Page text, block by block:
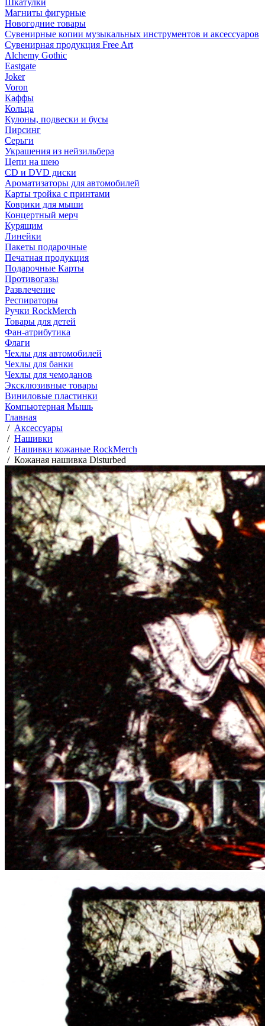
Шкатулки
Магниты фигурные
Новогодние товары
Сувенирные копии музыкальных инструментов и аксессуаров
Сувенирная продукция Free Art
Alchemy Gothic
Eastgate
Joker
Voron
Каффы
Кольца
Кулоны, подвески и бусы
Пирсинг
Серьги
Украшения из нейзильбера
Цепи на шею
CD и DVD диски
Ароматизаторы для автомобилей
Карты тройка с принтами
Коврики для мыши
Концертный мерч
Курящим
Линейки
Пакеты подарочные
Печатная продукция
Подарочные Карты
Противогазы
Развлечение
Респираторы
Ручки RockMerch
Товары для детей
Фан-атрибутика
Флаги
Чехлы для автомобилей
Чехлы для банки
Чехлы для чемоданов
Эксклюзивные товары
Виниловые пластинки
Компьютерная Мышь
Главная
/ Аксессуары
/ Нашивки
/ Нашивки кожаные RockMerch
/ Кожаная нашивка Disturbed